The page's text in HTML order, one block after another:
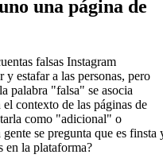
una página de
falsas Instagram
y estafar a las personas, pero
palabra "falsa" se asocia
contexto de las páginas de
como "adicional" o
se pregunta que es finsta
en la plataforma?